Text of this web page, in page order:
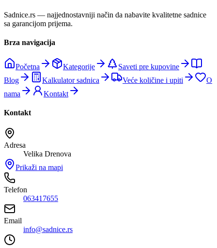
Sadnice.rs — najjednostavniji način da nabavite kvalitetne sadnice
sa garancijom prijema.
Brza navigacija
Početna Kategorije
Saveti pre kupovine
Blog
Kalkulator sadnica Veće količine i upiti
O
nama
Kontakt
Kontakt
Adresa
Velika Drenova
Prikaži na mapi
Telefon
063417655
Email
info@sadnice.rs